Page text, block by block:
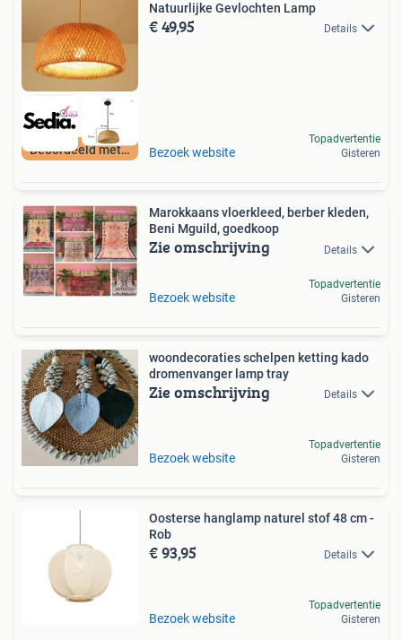
Beoordeeld met 9+
Natuurlijke Gevlochten Lamp
€ 49,95 Details
Bezoek website
Topadvertentie
Gisteren
Marokkaans vloerkleed, berber kleden,
Beni Mguild, goedkoop
Zie omschrijving Details
Bezoek website
Topadvertentie
Gisteren
woondecoraties schelpen ketting kado
dromenvanger lamp tray
Zie omschrijving Details
Bezoek website
Topadvertentie
Gisteren
Oosterse hanglamp naturel stof 48 cm -
Rob
€ 93,95 Details
Bezoek website
Topadvertentie
Gisteren